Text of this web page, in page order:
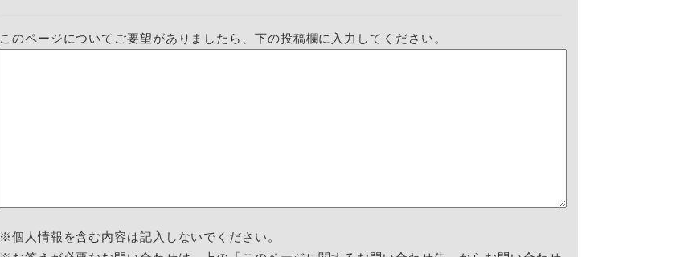
このページについてご要望がありましたら、下の投稿欄に入力してください。
※個人情報を含む内容は記入しないでください。